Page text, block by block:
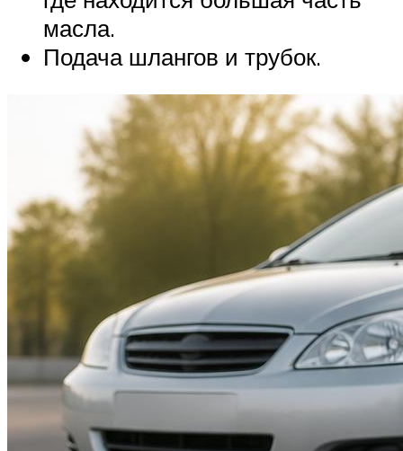
масла.
Подача шлангов и трубок.